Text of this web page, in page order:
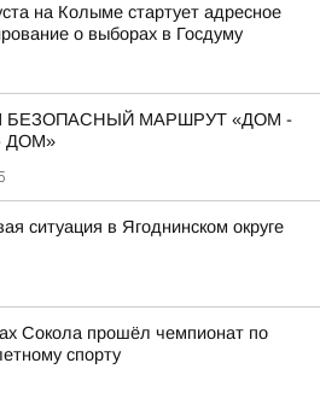
на Колыме стартует адресное
о выборах в Госдуму
БЕЗОПАСНЫЙ МАРШРУТ «ДОМ -
ДОМ»
ситуация в Ягоднинском округе
Сокола прошёл чемпионат по
спорту